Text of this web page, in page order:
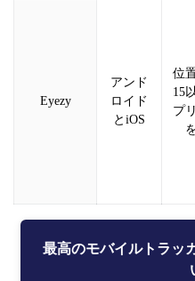
Eyezy
アンド
ロイド
とiOS
位
15
プ
最高のモバイルトラッ